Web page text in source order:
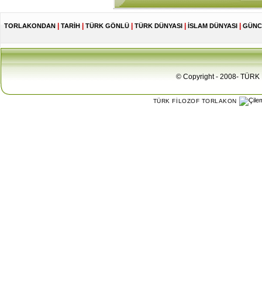
TORLAKONDAN TARİH TÜRK GÖNLÜ TÜRK DÜNYASI İSLAM DÜNYASI
© Copyright - 2008- TÜRK
TÜRK FİLOZOF TORLAKON